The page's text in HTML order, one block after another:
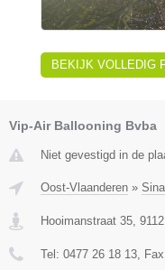
BEKIJK VOLLEDIG
Vip-Air Ballooning Bvba
Niet gevestigd in de
Oost-Vlaanderen »
Hooimanstraat 35, 9112
Tel: 0477 26 18 13,